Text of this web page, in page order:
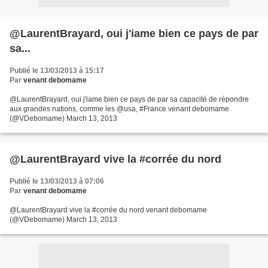
@LaurentBrayard, oui j'iame bien ce pays de par
sa...
Publié le 13/03/2013 à 15:17
Par venant debomame
@LaurentBrayard, oui j'iame bien ce pays de par sa capacité de répondre
aux grandes nations, comme les @usa, #France venant debomame
(@VDebomame) March 13, 2013
@LaurentBrayard vive la #corrée du nord
Publié le 13/03/2013 à 07:06
Par venant debomame
@LaurentBrayard vive la #corrée du nord venant debomame
(@VDebomame) March 13, 2013